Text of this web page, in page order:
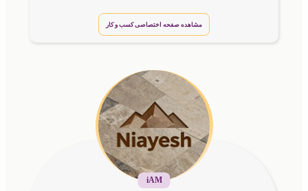
مشاهده صفحه اختصاصی کسب و کار
iAM